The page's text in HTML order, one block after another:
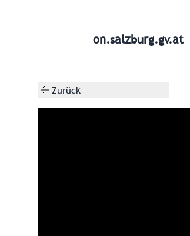
on.salzburg.gv.at
Zurück